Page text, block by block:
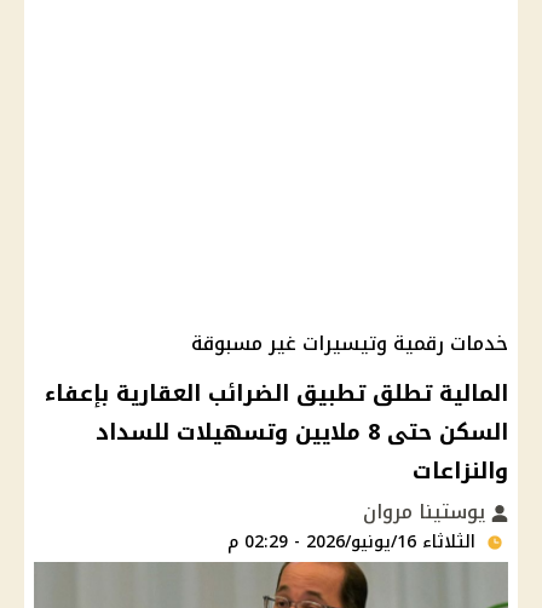
خدمات رقمية وتيسيرات غير مسبوقة
المالية تطلق تطبيق الضرائب العقارية بإعفاء
السكن حتى 8 ملايين وتسهيلات للسداد
والنزاعات
يوستينا مروان
الثلاثاء 16/يونيو/2026 - 02:29 م